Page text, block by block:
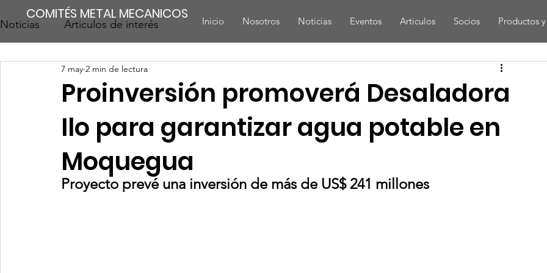
COMITÉS METAL MECANICOS Inicio Nosotros Noticias Eventos Articulos Socios Productos
Noticias Articulos de interés
Proinversión promoverá Desaladora
Ilo para garantizar agua potable en
Moquegua
7 may 2 min de lectura
Proyecto prevé una inversión de más de US$ 241 millones